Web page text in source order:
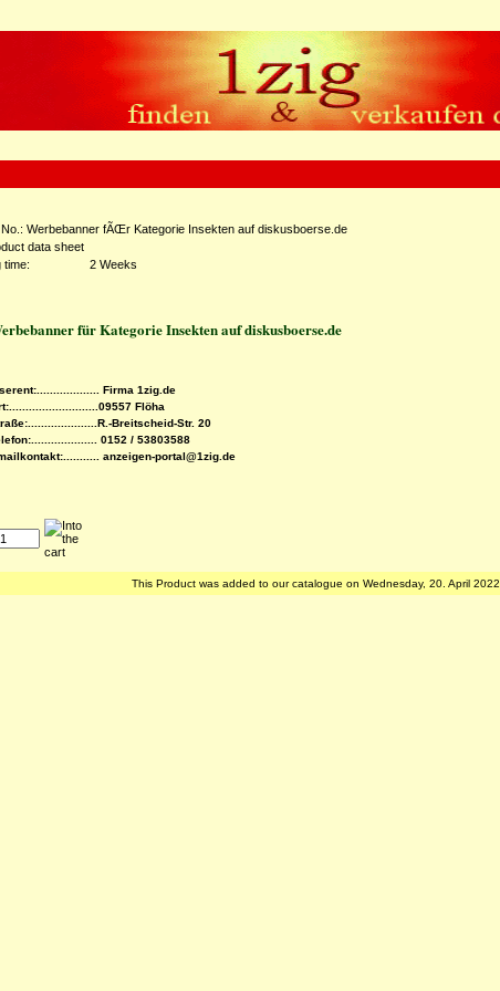
Werbebanner fÃŒr Kategorie Insekten auf diskusboerse.de
data sheet
time:
2 Weeks
für Kategorie Insekten auf diskusboerse.de
Firma 1zig.de
Flöha
Breitscheid-Str. 20
0152 / 53803588
anzeigen-portal@1zig.de
This Product was added to our catalogue on Wednesday, 20. April 2022.